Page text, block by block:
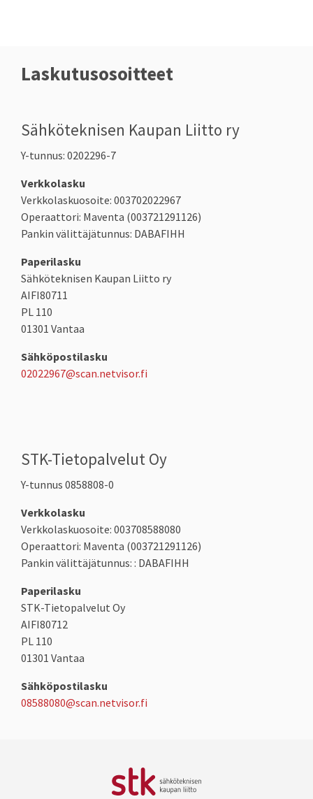
Laskutusosoitteet
Sähköteknisen Kaupan Liitto ry
Y-tunnus: 0202296-7
Verkkolasku
Verkkolaskuosoite: 003702022967
Operaattori: Maventa (003721291126)
Pankin välittäjätunnus: DABAFIHH
Paperilasku
Sähköteknisen Kaupan Liitto ry
AIFI80711
PL 110
01301 Vantaa
Sähköpostilasku
02022967@scan.netvisor.fi
STK-Tietopalvelut Oy
Y-tunnus 0858808-0
Verkkolasku
Verkkolaskuosoite: 003708588080
Operaattori: Maventa (003721291126)
Pankin välittäjätunnus: : DABAFIHH
Paperilasku
STK-Tietopalvelut Oy
AIFI80712
PL 110
01301 Vantaa
Sähköpostilasku
08588080@scan.netvisor.fi